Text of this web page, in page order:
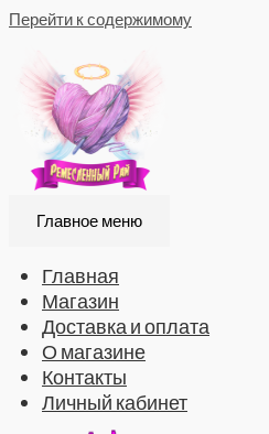
Перейти к содержимому
Главное меню
Главная
Магазин
Доставка и оплата
О магазине
Контакты
Личный кабинет